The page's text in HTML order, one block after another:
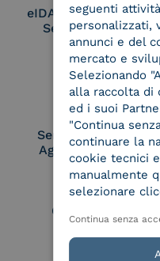
eIDAS Qualified Trust
Service Provider
Service Provider e
Aggregatore SPID
Conservatore
qualificato
seguenti
personalizzati,
annunci e del
mercato e
Selezionando
alla raccolta di
ed i suoi
"Continua
continuare la
cookie tecnici
manualmente
selezionare
Continua senza